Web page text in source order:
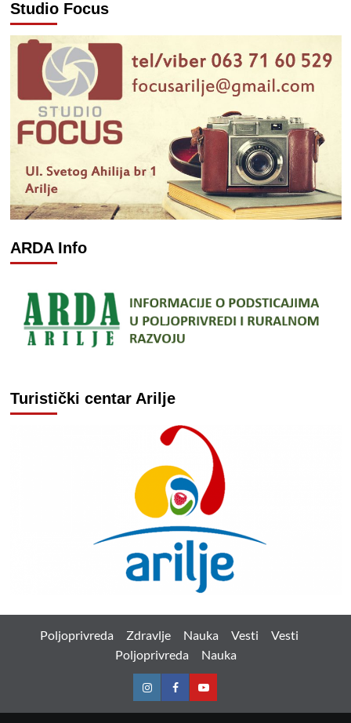
Studio Focus
ARDA Info
Turistički centar Arilje
Poljoprivreda Zdravlje Nauka Vesti
Vesti
Poljoprivreda
Nauka
InstagramFacebookYoutube